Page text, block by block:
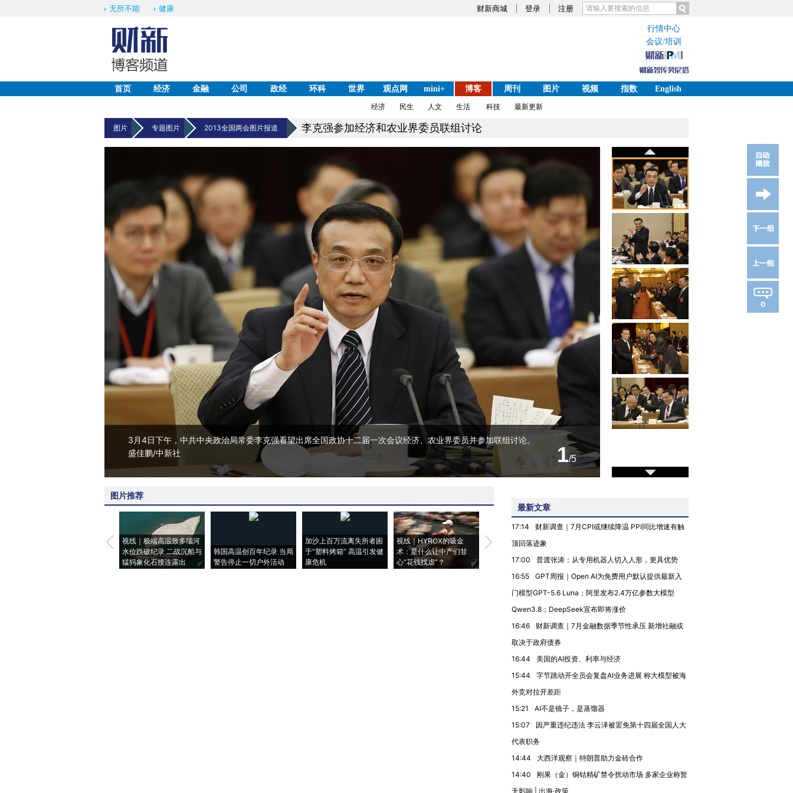
财新商城 登录 注册
无所不能 健康
行情中心
会议/培训
首页 经济 金融 公司 政经 环科 世界 观点网 mini+ 博客 周刊 图片 视频 指数
English
经济
民生 人文 生活 科技 最新更新
图片 专题图片 2013全国两会图片报道 李克强参加经济和农业界委员联组讨论
2013年03月04日 21:47
收藏
0
3月4日下午，中共中央政治局常委李克强看望出席全国政协十二届一次会议经济、农业界委员并参加联组讨论。
盛佳鹏/中新社
1/5
图片推荐
视线｜极端高温致多瑙河
水位跌破纪录 二战沉船与
猛犸象化石接连露出
韩国高温创百年纪录 当局
警告停止一切户外活动
加沙上百万流离失所者困
于“塑料烤箱” 高温引发健
康危机
视线｜HYROX的吸金
术：是什么让中产们甘
心“花钱找虐”？
马航飞行员跨国走私7万
育部长拱下台
飞地休达
最新文章
17:14
财新调查｜7月CPI或继续降温 PPI同比增速有触
顶回落迹象
17:00
普渡张涛：从专用机器人切入人形，更具优势
16:55
GPT周报｜Open AI为免费用户默认提供最新入
门模型GPT-5.6 Luna；阿里发布2.4万亿参数大模型
Qwen3.8；DeepSeek宣布即将涨价
16:46
财新调查｜7月金融数据季节性承压 新增社融或
取决于政府债券
16:44
美国的AI投资、利率与经济
15:44
字节跳动开全员会复盘AI业务进展 称大模型被海
外竞对拉开差距
15:21
AI不是镜子，是蒸馏器
15:07
因严重违纪违法 李云泽被罢免第十四届全国人大
代表职务
14:44
大西洋观察｜特朗普助力金砖合作
14:40
刚果（金）铜钴精矿禁令扰动市场 多家企业称暂
无影响 | 出海·政策